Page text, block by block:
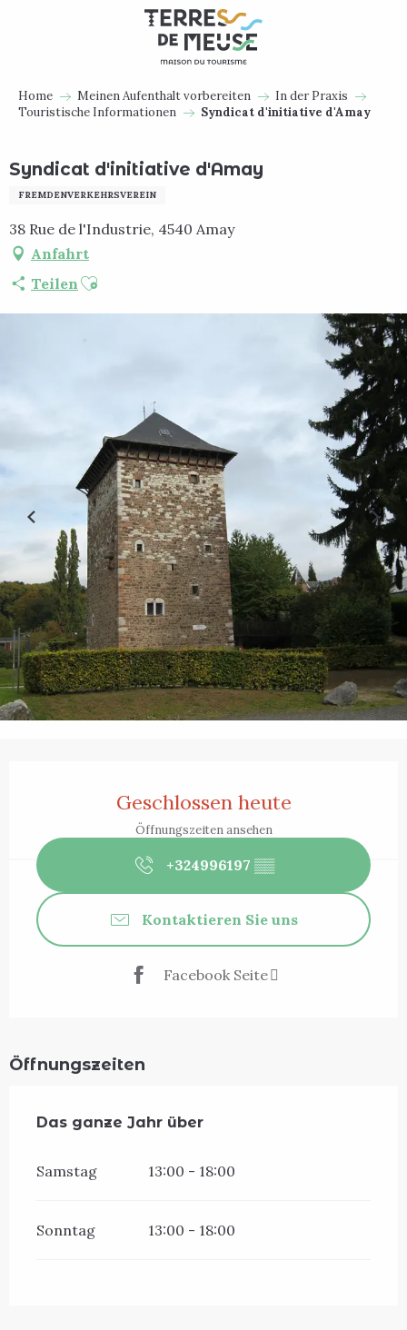
Home Meinen Aufenthalt vorbereiten
In der Praxis
Touristische Informationen
Syndicat d'initiative d'Amay
Syndicat d'initiative d'Amay
FREMDENVERKEHRSVEREIN
38 Rue de l'Industrie, 4540 Amay
Anfahrt
Teilen Ajouter aux favoris
Geschlossen heute
Öffnungszeiten ansehen
+324996197 ▒▒
Kontaktieren Sie uns
Facebook Seite
Öffnungszeiten
Das ganze Jahr über
Das ganze Jahr über
Samstag 13:00 - 18:00
Sonntag 13:00 - 18:00